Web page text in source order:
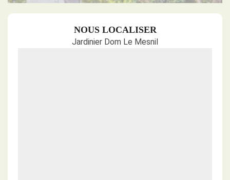
NOUS LOCALISER
Jardinier Dom Le Mesnil